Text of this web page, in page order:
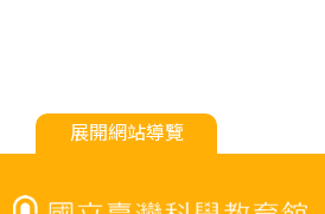
展開網站導覽